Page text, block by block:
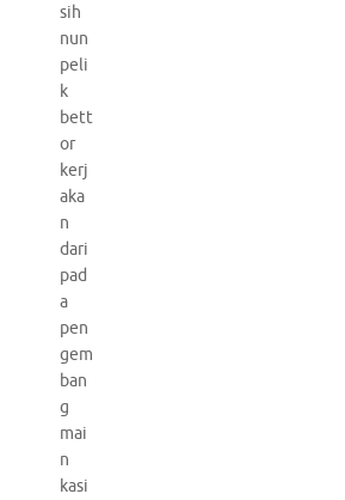
sih
nun
peli
k
bett
or
kerj
aka
n
dari
pad
a
pen
gem
ban
g
mai
n
kasi